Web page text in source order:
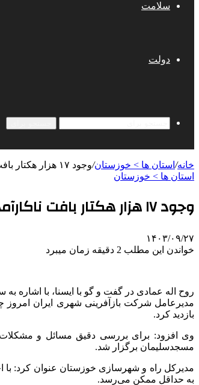
سلامت
دولت
خانه/ استان ها > خوزستان/وجود ۱۷ هزار هکتار بافت ناکارآمد در خوزستان
استان ها > خوزستان
وجود ۱۷ هزار هکتار بافت ناکارآمد در خوزستان
۱۴۰۳/۰۹/۲۷
خواندن این مطلب 2 دقیقه زمان میبرد
روح اله عمادی در گفت و گو با ایسنا، با اشاره
بازدید کرد.
وی افزود: برای بررسی دقیق مسائل و مشکلات
مسجدسلیمان برگزار شد.
مدیرکل راه و شهرسازی خوزستان عنوان کرد: با
به حداقل ممکن می‌رسد.